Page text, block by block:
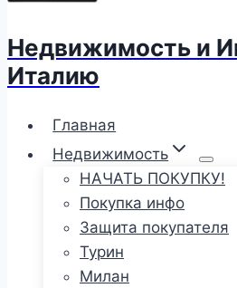
Недвижимость и
Италию
Главная
Недвижимость
НАЧАТЬ ПОКУПКУ!
Покупка инфо
Защита покупателя
Турин
Милан